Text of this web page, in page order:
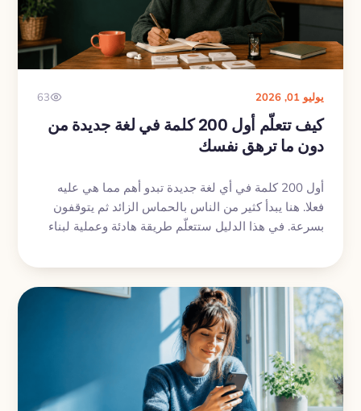
يوليو 01, 2026 63
كيف تتعلّم أول 200 كلمة في لغة جديدة من
دون ما ترهق نفسك
أول 200 كلمة في أي لغة جديدة تبدو أهم مما هي عليه
فعلا. هنا يبدأ كثير من الناس بالحماس الزائد ثم يتوقفون
بسرعة. في هذا الدليل ستتعلّم طريقة هادئة وعملية لبناء
الاستمرار عليها.